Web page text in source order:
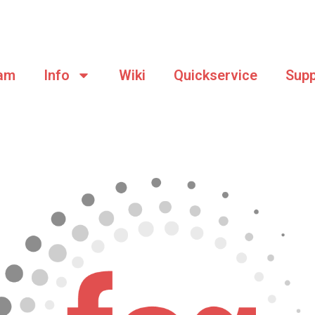
Info Wiki Quickservice